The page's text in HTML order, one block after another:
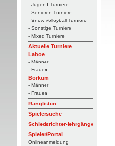
- Jugend Turniere
- Senioren Turniere
- Snow-Volleyball Turniere
- Sonstige Turniere
- Mixed Turniere
Aktuelle Turniere
Laboe
- Männer
- Frauen
Borkum
- Männer
- Frauen
Ranglisten
Spielersuche
Schiedsrichter-lehrgänge
Spieler/Portal
Onlineanmeldung